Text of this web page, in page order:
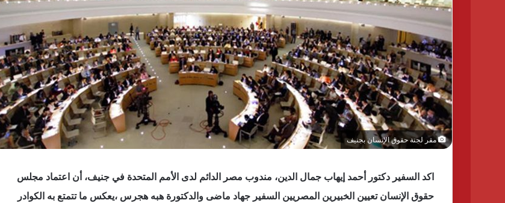
مقر لجنة حقوق الإنسان بجنيف
اكد السفير دكتور أحمد إيهاب جمال الدين، مندوب مصر الدائم لدى الأمم المتحدة في جنيف، أن اعتماد مجلس
حقوق الإنسان تعيين الخبيرين المصريين السفير جهاد ماضى والدكتورة هبه هجرس ،يعكس ما تتمتع به الكوادر